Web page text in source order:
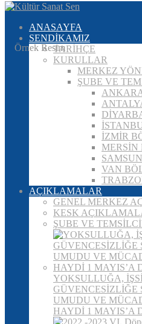
ANASAYFA
SENDİKAMIZ
TARİHÇE
KURULLAR
MERKEZ
ŞUBE VE
İZMİR
MERSİN
VAN
AÇIKLAMALAR
GENEL MERKEZ
KESK
ŞUBE VE
YOKSULLUĞA,
GÜVENCESİZLİĞE
UMUDU VE
HAYDİ 1 MAYIS’A